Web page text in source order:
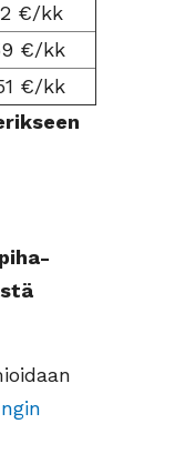
€/kk
€/kk
€/kk